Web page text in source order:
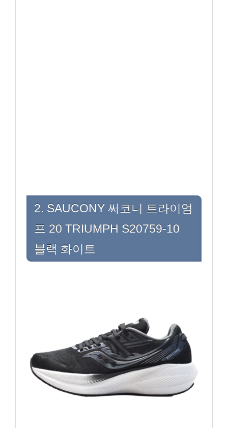
2. SAUCONY 써코니 트라이엄
프 20 TRIUMPH S20759-10
블랙 화이트